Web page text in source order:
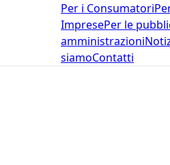
Per i Consumatori
ImpresePer le
amministrazioni
siamoContatti